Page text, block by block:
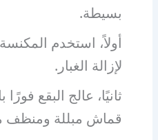
بسيطة.
أولاً، استخدم المكنسة
لإزالة الغبار.
ثانيًا، عالج البقع
قماش مبللة ومنظف